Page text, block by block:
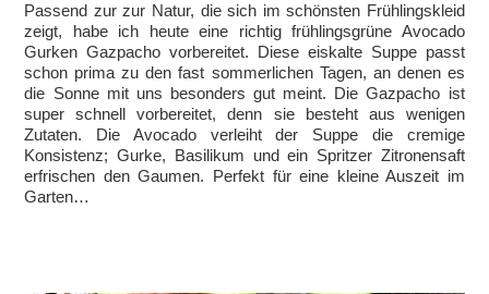
Passend zur zur Natur, die sich im schönsten Frühlingskleid
zeigt, habe ich heute eine richtig frühlingsgrüne Avocado
Gurken Gazpacho vorbereitet. Diese eiskalte Suppe passt
schon prima zu den fast sommerlichen Tagen, an denen es
die Sonne mit uns besonders gut meint. Die Gazpacho ist
super schnell vorbereitet, denn sie besteht aus wenigen
Zutaten. Die Avocado verleiht der Suppe die cremige
Konsistenz; Gurke, Basilikum und ein Spritzer Zitronensaft
erfrischen den Gaumen. Perfekt für eine kleine Auszeit im
Garten…